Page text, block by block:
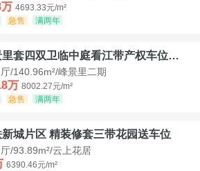
4693.33元/m²
急售 满两年
峰景里套四双卫临中庭看江带产权车位诚售
/140.96m²/峰景里二期
万 8002.27元/m²
急售 满两年
城片区 精装修套三带花园送车位
/93.89m²/云上花居
6390.46元/m²